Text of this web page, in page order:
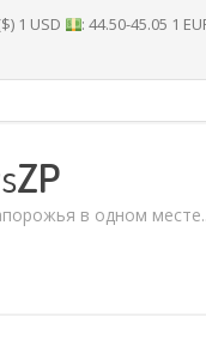
1 USD : 44.50-45.05 1
ZP
в одном